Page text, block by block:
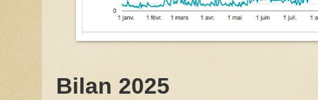
Bilan 2025